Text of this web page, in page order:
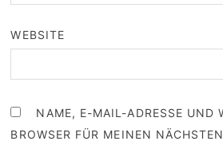
WEBSITE
NAME, E-MAIL-ADRESSE UND
BROWSER FÜR MEINEN